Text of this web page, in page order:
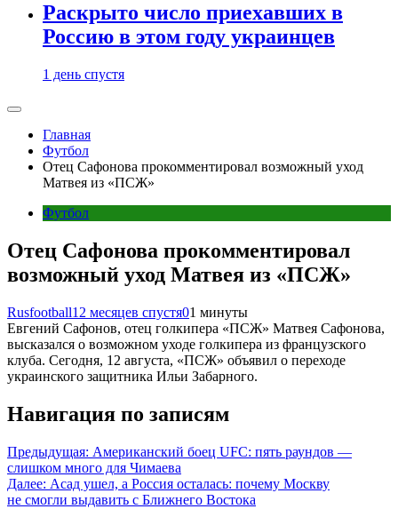
Раскрыто число приехавших в
Россию в этом году украинцев
1 день спустя
Главная
Футбол
Отец Сафонова прокомментировал возможный уход
Матвея из «ПСЖ»
Футбол
Отец Сафонова прокомментировал
возможный уход Матвея из «ПСЖ»
Rusfootball12 месяцев спустя01 минуты
Евгений Сафонов, отец голкипера «ПСЖ» Матвея Сафонова,
высказался о возможном уходе голкипера из французского
клуба. Сегодня, 12 августа, «ПСЖ» объявил о переходе
украинского защитника Ильи Забарного.
Навигация по записям
Предыдущая: Американский боец UFC: пять раундов —
слишком много для Чимаева
Далее: Асад ушел, а Россия осталась: почему Москву
не смогли выдавить с Ближнего Востока